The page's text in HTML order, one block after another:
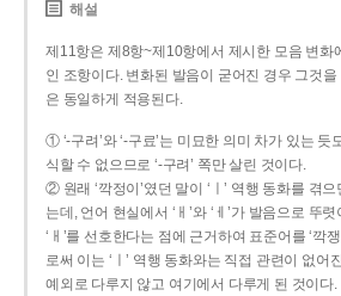
해설
제11항은 제8항~제10항에서 제시한 모음 변화
인 조항이다. 변화된 발음이 굳어진 경우 그것
은 동일하게 적용된다.
① ‘-구려’와 ‘-구료’는 미묘한 의미 차가 있는 듯
식할 수 없으므로 ‘-구려’ 쪽만 살린 것이다.
② 원래 ‘깍정이’였던 말이 ‘ㅣ’ 역행 동화를 겪으
는데, 언어 현실에서 ‘ㅐ’와 ‘ㅔ’가 발음으로 뚜
‘ㅐ’를 선호한다는 점에 근거하여 표준어를 ‘깍
로써 이는 ‘ㅣ’ 역행 동화와는 직접 관련이 없어
예외로 다루지 않고 여기에서 다루게 된 것이다